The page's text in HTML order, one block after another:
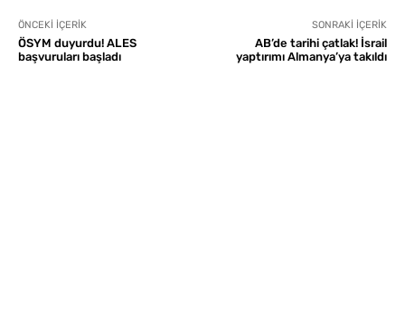
ÖNCEKI İÇERIK
ÖSYM duyurdu! ALES
başvuruları başladı
SONRAKI İÇERIK
AB’de tarihi çatlak! İsrail
yaptırımı Almanya’ya takıldı